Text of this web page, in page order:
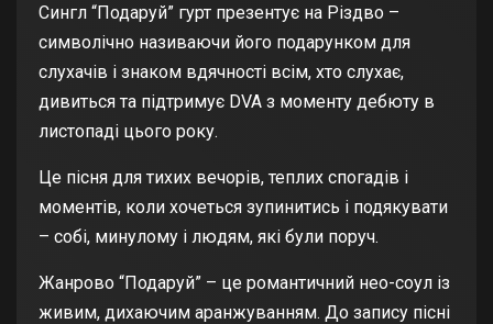
Сингл “Подаруй” гурт презентує на Різдво –
символічно називаючи його подарунком для
слухачів і знаком вдячності всім, хто слухає,
дивиться та підтримує DVA з моменту дебюту в
листопаді цього року.
Це пісня для тихих вечорів, теплих спогадів і
моментів, коли хочеться зупинитись і подякувати
– собі, минулому і людям, які були поруч.
Жанрово “Подаруй” – це романтичний нео-соул із
живим, дихаючим аранжуванням. До запису пісні